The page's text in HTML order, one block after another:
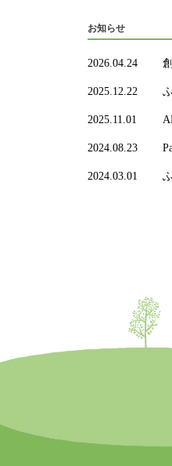
お知らせ
2026.04.24
2025.12.22
2025.11.01
2024.08.23
2024.03.01